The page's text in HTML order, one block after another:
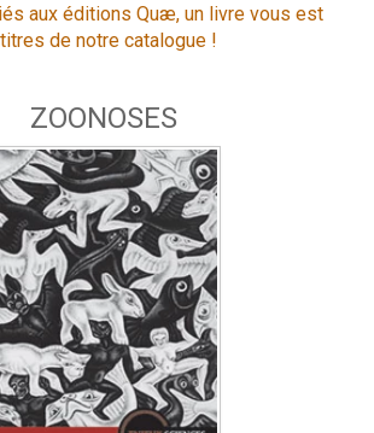
aux éditions Quæ, un livre vous est
de notre catalogue !
ZOONOSES